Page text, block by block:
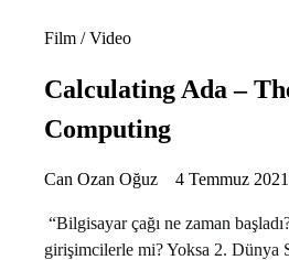
Film / Video
Calculating Ada –
Computing
Can Ozan Oğuz 4 Temmuz 2021
“Bilgisayar çağı ne zaman
girişimcilerle mi? Yoksa 2. Dünya